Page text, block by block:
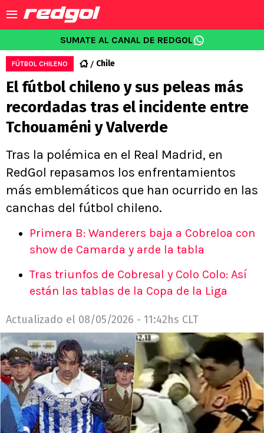
SUMATE AL CANAL DE REDGOL
FÚTBOL CHILENO Chile
El fútbol chileno y sus peleas más
recordadas tras el incidente entre
Tchouaméni y Valverde
Tras la polémica en el Real Madrid, en
RedGol repasamos los enfrentamientos
más emblemáticos que han ocurrido en las
canchas del fútbol chileno.
Primera B: Wanderers baja a Cobreloa con
show de Camarda y arde la tabla
Tras triunfos de Cobresal y Colo Colo: Así
están las tablas de la Copa de la Liga
Actualizado el 08/05/2026 - 11:42hs CLT